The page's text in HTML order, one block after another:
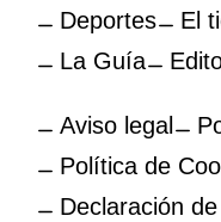
Deportes
El
La Guía
Aviso legal
Política de
Declaración